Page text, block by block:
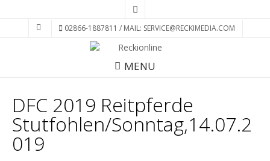
02866-1887811 / MAIL: SERVICE@RECKIMEDIA.COM
MENU
DFC 2019 Reitpferde
Stutfohlen/Sonntag,14.07.2
019